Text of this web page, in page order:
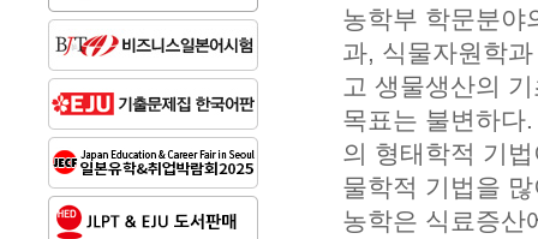
농학부 학문분야
과, 식물자원학
고 생물생산의
목표는 불변하다
의 형태학적 기
물학적 기법을
농학은 식료증산